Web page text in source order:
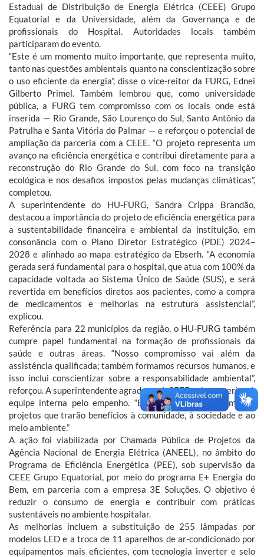
Estadual de Distribuição de Energia Elétrica (CEEE) Grupo
Equatorial e da Universidade, além da Governança e de
profissionais do Hospital. Autoridades locais também
participaram do evento.
“Este é um momento muito importante, que representa muito,
tanto nas questões ambientais quanto na conscientização sobre
o uso eficiente da energia”, disse o vice-reitor da FURG, Ednei
Gilberto Primel. Também lembrou que, como universidade
pública, a FURG tem compromisso com os locais onde está
inserida — Rio Grande, São Lourenço do Sul, Santo Antônio da
Patrulha e Santa Vitória do Palmar — e reforçou o potencial de
ampliação da parceria com a CEEE. “O projeto representa um
avanço na eficiência energética e contribui diretamente para a
reconstrução do Rio Grande do Sul, com foco na transição
ecológica e nos desafios impostos pelas mudanças climáticas”,
completou.
A superintendente do HU-FURG, Sandra Crippa Brandão,
destacou a importância do projeto de eficiência energética para
a sustentabilidade financeira e ambiental da instituição, em
consonância com o Plano Diretor Estratégico (PDE) 2024–
2028 e alinhado ao mapa estratégico da Ebserh. “A economia
gerada será fundamental para o hospital, que atua com 100% da
capacidade voltada ao Sistema Único de Saúde (SUS), e será
revertida em benefícios diretos aos pacientes, como a compra
de medicamentos e melhorias na estrutura assistencial”,
explicou.
Referência para 22 municípios da região, o HU-FURG também
cumpre papel fundamental na formação de profissionais da
saúde e outras áreas. “Nosso compromisso vai além da
assistência qualificada; também formamos recursos humanos, e
isso inclui conscientizar sobre a responsabilidade ambiental”,
reforçou. A superintendente agradeceu à CEEE pela parceria e à
equipe interna pelo empenho. “Este é o primeiro de muitos
projetos que trarão benefícios à comunidade, à sociedade e ao
meio ambiente.”
A ação foi viabilizada por Chamada Pública de Projetos da
Agência Nacional de Energia Elétrica (ANEEL), no âmbito do
Programa de Eficiência Energética (PEE), sob supervisão da
CEEE Grupo Equatorial, por meio do programa E+ Energia do
Bem, em parceria com a empresa 3E Soluções. O objetivo é
reduzir o consumo de energia e contribuir com práticas
sustentáveis no ambiente hospitalar.
As melhorias incluem a substituição de 255 lâmpadas por
modelos LED e a troca de 11 aparelhos de ar-condicionado por
equipamentos mais eficientes, com tecnologia inverter e selo